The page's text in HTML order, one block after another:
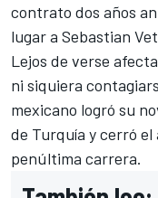
contrato dos años
lugar a Sebastian
Lejos de verse
ni siquiera
mexicano logró su
de Turquía y cerró
penúltima carrera.